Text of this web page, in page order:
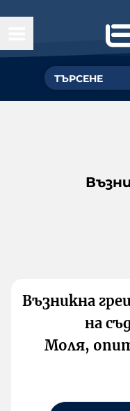
Възникна
на
Моля,